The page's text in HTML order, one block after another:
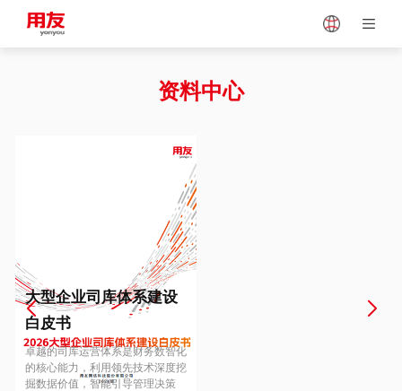
Vietnam
Europe
Hungary
资料中心
大型企业司库体系建设
白皮书
卓越的司库运营体系是财务数智化
的核心能力，利用领先技术深度挖
掘数据价值，智能引导管理决策